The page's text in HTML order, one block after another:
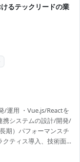
るテックリードの業
/運用 ・Vue.js/Reactを
携システムの設計/開発/
期）パフォーマンスチ
クティス導入、技術面